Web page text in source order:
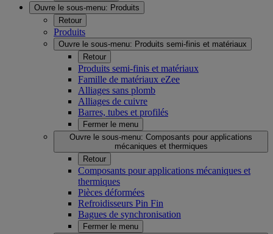
Ouvre le sous-menu: Produits
Retour
Produits
Ouvre le sous-menu: Produits semi-finis et matériaux
Retour
Produits semi-finis et matériaux
Famille de matériaux eZee
Alliages sans plomb
Alliages de cuivre
Barres, tubes et profilés
Fermer le menu
Ouvre le sous-menu: Composants pour applications
mécaniques et thermiques
Retour
Composants pour applications mécaniques et
thermiques
Pièces déformées
Refroidisseurs Pin Fin
Bagues de synchronisation
Fermer le menu